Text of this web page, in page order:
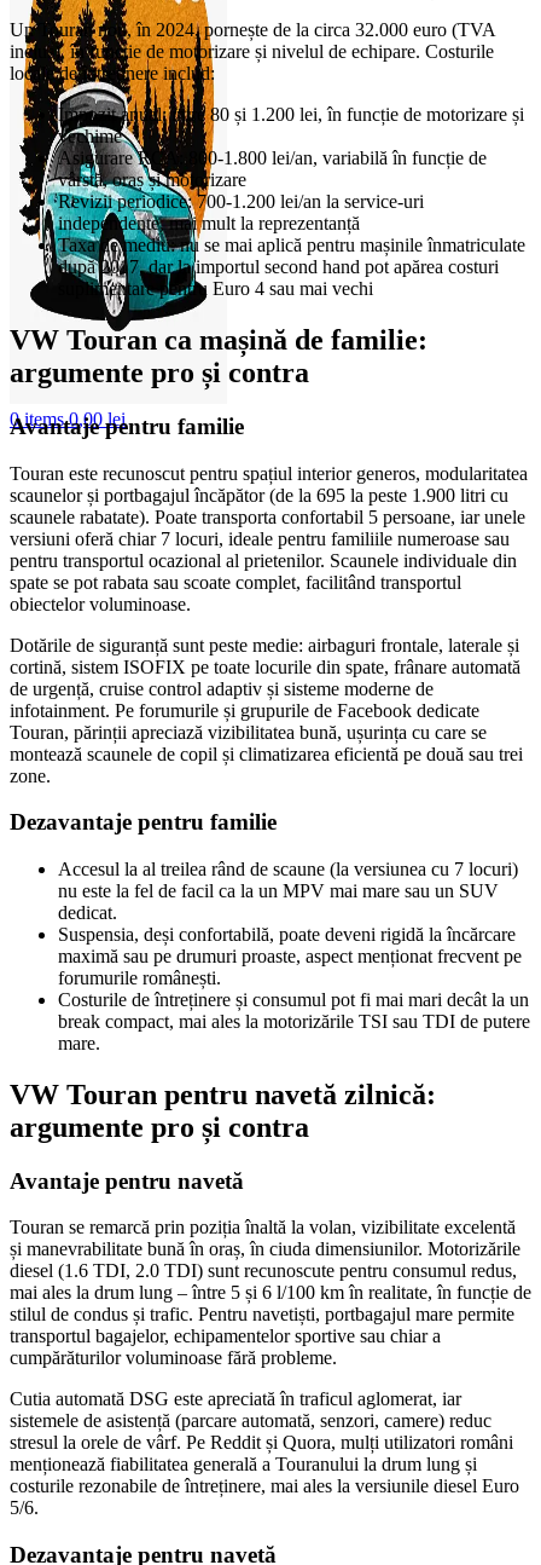
0items 0,00lei
Un Touran nou, în 2024, pornește de la circa 32.000 euro (TVA
inclus), în funcție de motorizare și nivelul de echipare. Costurile
locale de întreținere includ:
Impozit anual: între 80 și 1.200 lei, în funcție de motorizare și
vechime
Asigurare RCA: 800-1.800 lei/an, variabilă în funcție de
vârstă, oraș și motorizare
Revizii periodice: 700-1.200 lei/an la service-uri
independente, mai mult la reprezentanță
Taxa de mediu: nu se mai aplică pentru mașinile înmatriculate
după 2017, dar la importul second hand pot apărea costuri
suplimentare pentru Euro 4 sau mai vechi
VW Touran ca mașină de familie:
argumente pro și contra
Avantaje pentru familie
Touran este recunoscut pentru spațiul interior generos, modularitatea
scaunelor și portbagajul încăpător (de la 695 la peste 1.900 litri cu
scaunele rabatate). Poate transporta confortabil 5 persoane, iar unele
versiuni oferă chiar 7 locuri, ideale pentru familiile numeroase sau
pentru transportul ocazional al prietenilor. Scaunele individuale din
spate se pot rabata sau scoate complet, facilitând transportul
obiectelor voluminoase.
Dotările de siguranță sunt peste medie: airbaguri frontale, laterale și
cortină, sistem ISOFIX pe toate locurile din spate, frânare automată
de urgență, cruise control adaptiv și sisteme moderne de
infotainment. Pe forumurile și grupurile de Facebook dedicate
Touran, părinții apreciază vizibilitatea bună, ușurința cu care se
montează scaunele de copil și climatizarea eficientă pe două sau trei
zone.
Dezavantaje pentru familie
Accesul la al treilea rând de scaune (la versiunea cu 7 locuri)
nu este la fel de facil ca la un MPV mai mare sau un SUV
dedicat.
Suspensia, deși confortabilă, poate deveni rigidă la încărcare
maximă sau pe drumuri proaste, aspect menționat frecvent pe
forumurile românești.
Costurile de întreținere și consumul pot fi mai mari decât la un
break compact, mai ales la motorizările TSI sau TDI de putere
mare.
VW Touran pentru navetă zilnică:
argumente pro și contra
Avantaje pentru navetă
Touran se remarcă prin poziția înaltă la volan, vizibilitate excelentă
și manevrabilitate bună în oraș, în ciuda dimensiunilor. Motorizările
diesel (1.6 TDI, 2.0 TDI) sunt recunoscute pentru consumul redus,
mai ales la drum lung – între 5 și 6 l/100 km în realitate, în funcție de
stilul de condus și trafic. Pentru navetiști, portbagajul mare permite
transportul bagajelor, echipamentelor sportive sau chiar a
cumpărăturilor voluminoase fără probleme.
Cutia automată DSG este apreciată în traficul aglomerat, iar
sistemele de asistență (parcare automată, senzori, camere) reduc
stresul la orele de vârf. Pe Reddit și Quora, mulți utilizatori români
menționează fiabilitatea generală a Touranului la drum lung și
costurile rezonabile de întreținere, mai ales la versiunile diesel Euro
5/6.
Dezavantaje pentru navetă